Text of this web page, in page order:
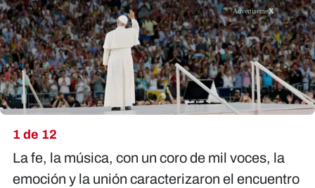
1 de 12
La fe, la música, con un coro de mil voces, la
emoción y la unión caracterizaron el encuentro
X